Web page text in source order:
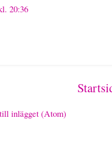
20:36
inlägget (Atom)